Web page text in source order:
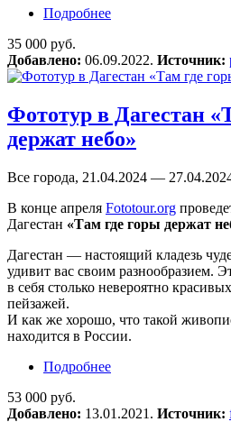
Подробнее
35 000 руб.
Добавлено: 06.09.2022. Источник:
Фототур в Дагестан
держат небо»
Все города, 21.04.2024 —
В конце апреля Fototour.org
Дагестан «Там где горы держат
Дагестан — настоящий кладезь
удивит вас своим разнообразием.
в себя столько невероятно
пейзажей.
И как же хорошо, что такой
находится в России.
Подробнее
53 000 руб.
Добавлено: 13.01.2021. Источник: